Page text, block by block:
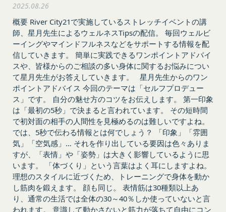
2025.08.26
概要 River City21で実施しているストレッチイベントの講
師、星月先生によるウェルネスTipsの配信。 毎回ウェルビ
ーイングやマインドフルネスなどをサポートする情報を配
信していきます。 簡単に実践できるワンポイントアドバイ
スや、皆様からのご相談の多い身体に関するお悩みについ
て星月先生がお答えしていきます。 星月先生からのワン
ポイントアドバイス 今回のテーマは「セルフプロデュー
ス」です。 自分の魅せ方のコツをお伝えします。 第一印象
は「最初の5秒」で決まると言われています。 その短時間
で初対面の相手の人間性を見極めるのは難しいですよね。
では、5秒で伝わる情報とは何でしょう？ 「印象」「雰囲
気」「空気感」… それを作り出している要因は色々ありま
すが、「表情」や「姿勢」は大きく影響しているように思
います。 「体づくり」という言葉はよく耳にしますよね。
理想のスタイルに近づくため、トレーニングで身体を動か
し筋肉を鍛えます。 顔も同じ。 表情筋は30種類以上あ
り、通常の生活では全体の30～40％しか使っていないと言
われます。 意識して動かさないと筋力が落ちて自由にコン
お客様が、当社のサービスを利用する際、直接当社
に提供した情報および当社のサービスを提供してい
る第三者サービス提供者を通じて提供した情報を、
当社は取得・保管することがあります。お客様のサ
ービスご利用状況、他の利用者との交流に関する情
報も取得することがあります。
外部サービスとの連携により取得する情報
外部サービスでお客様が利用するIDおよびその他
外部サービスのプライバシー設定によりお客様が提
携先に開示を認めた情報を取得することがありま
す。
取得した個人情報等の利用目的
当社は、お客様からご提供いただいたお客様情報
を、当社各サービスの利用規約において定める利用
目的の範囲内で利用します。
Cookie（クッキー）について
当社は、お客様にとってより使いやすく、より価値
各会員が保有する、本サービスの利用に関する権利
の総体をいいます。
「パスワード」
登録情報と組み合わせて、会員とその他の者とを識
別するために用いられる符号をいいます。
「提携パートナー」
当社との間で締結する契約に基づき、本サービスと
提携するサービス（以下「提携サービス」といいま
す。）を提供し、又はその運営を行う者をいいま
す。
第2条（総則・適用範囲）
本規約は、会員と当社間において本サービスの利用
に関し適用され、登録手続き完了後の本サービスの
提供条件及び当社と会員との権利義務関係を定める
ものです。
当社が、当社ウェブサイト上に本サービスに関する
個別規定や追加規定を掲載する場合、又は第11条